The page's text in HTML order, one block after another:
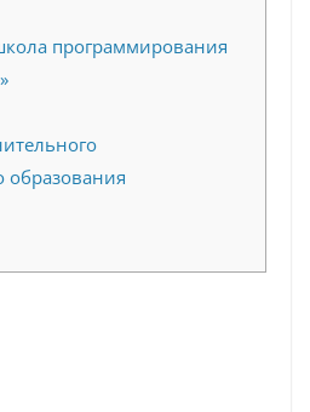
программирования
образования